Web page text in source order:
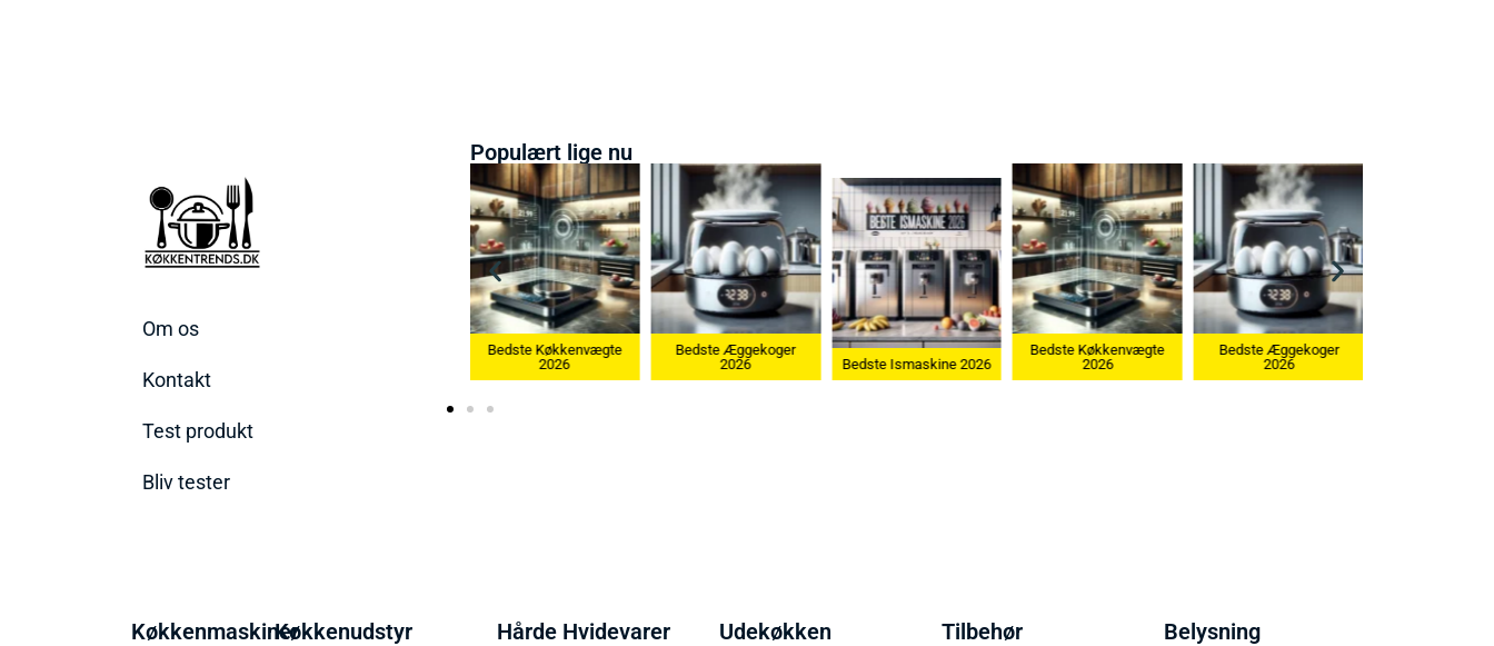
Om os
Kontakt
Test produkt
Bliv tester
Populært lige nu
Bedste Æggekoger
2026
Bedste Ismaskine 2026
Bedste Køkkenvægte
2026
Bedste Æggekoger
2026
Bedste Ismaskine 2026
KøkkenmaskinerKøkkenudstyr Hårde Hvidevarer Udekøkken Tilbehør Belysning